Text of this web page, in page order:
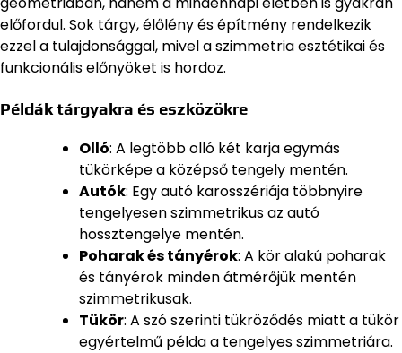
előfordul. Sok tárgy, élőlény és építmény rendelkezik
ezzel a tulajdonsággal, mivel a szimmetria esztétikai és
funkcionális előnyöket is hordoz.
Példák tárgyakra és eszközökre
Olló: A legtöbb olló két karja egymás
tükörképe a középső tengely mentén.
Autók: Egy autó karosszériája többnyire
tengelyesen szimmetrikus az autó
hossztengelye mentén.
Poharak és tányérok: A kör alakú poharak
és tányérok minden átmérőjük mentén
szimmetrikusak.
Tükör: A szó szerinti tükröződés miatt a tükör
egyértelmű példa a tengelyes szimmetriára.